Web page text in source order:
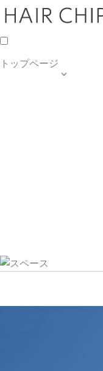
トップページ
